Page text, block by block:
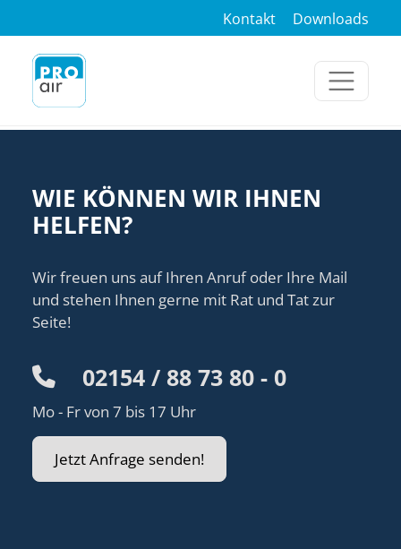
Kontakt Downloads
WIE KÖNNEN WIR IHNEN
HELFEN?
Wir freuen uns auf Ihren Anruf oder Ihre Mail
und stehen Ihnen gerne mit Rat und Tat zur
Seite!
02154 / 88 73 80 - 0
Mo - Fr von 7 bis 17 Uhr
Jetzt Anfrage senden!